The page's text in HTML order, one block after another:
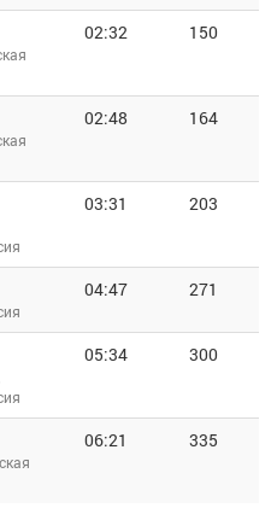
02:32 150
02:48 164
03:31 203
04:47 271
05:34 300
06:21 335